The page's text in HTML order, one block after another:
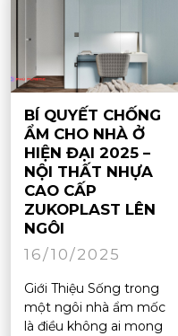
BÍ QUYẾT CHỐNG
ẨM CHO NHÀ Ở
HIỆN ĐẠI 2025 –
NỘI THẤT NHỰA
CAO CẤP
ZUKOPLAST LÊN
NGÔI
16/10/2025
Giới Thiệu Sống trong
một ngôi nhà ẩm mốc
là điều không ai mong